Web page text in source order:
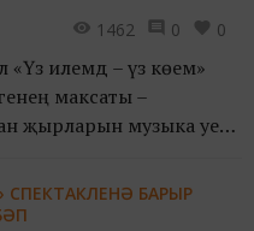
1462 0 0
«Үз илемдә – үз көем»
максаты –
җырларын музыка уен
БАРЫР